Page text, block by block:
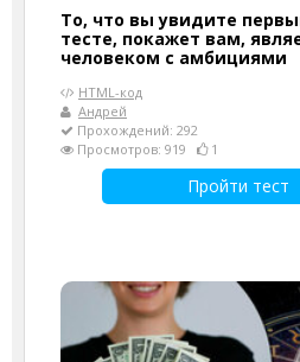
То, что вы увидите
тесте, покажет вам,
человеком с амбициями
HTML-код
Андрей
Прохождений: 292
Просмотров: 919
1
Пройти тест